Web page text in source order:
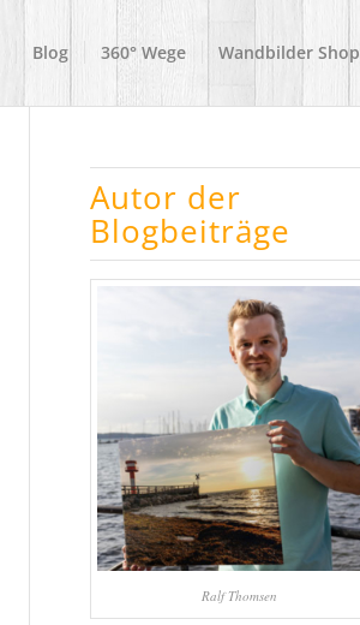
Blog 360° Wege Wandbilder Shop
Autor der
Blogbeiträge
Ralf Thomsen